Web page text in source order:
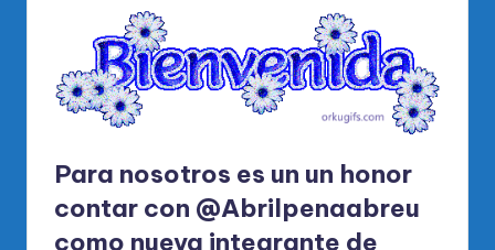
Para nosotros es un un honor
contar con @Abrilpenaabreu
como nueva integrante de